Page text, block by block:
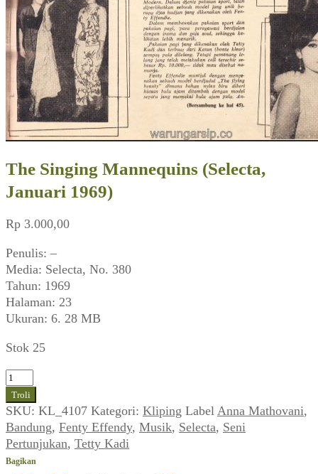
The Singing Mannequins (Selecta,
Januari 1969)
Rp 3.000,00
Penulis: –
Media: Selecta, No. 380
Tahun: 1969
Halaman: 23
Ukuran: 6. 28 MB
Stok 25
Kuantitas
The
Singing
Mannequins
(Selecta,
Januari
Troli
SKU: KL_4107 Kategori: Kliping Label Anna Mathovani,
Bandung, Fenty Effendy, Musik, Selecta, Seni
Pertunjukan, Tetty Kadi
Bagikan